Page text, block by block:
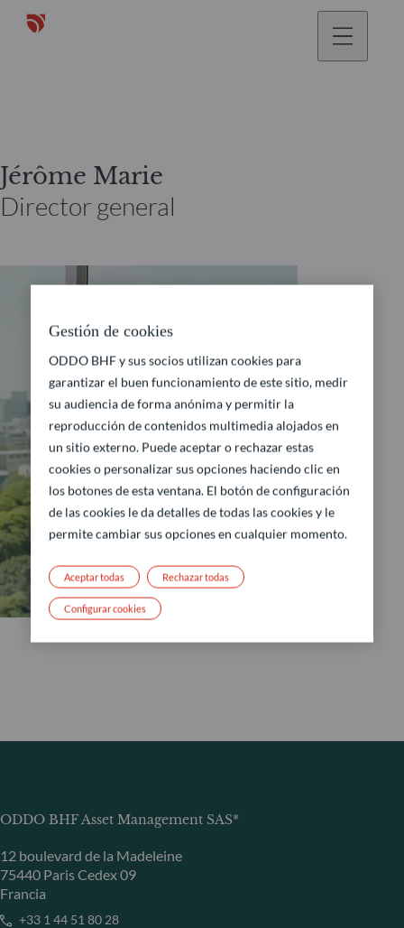
Jérôme Marie
Director general
ODDO BHF Asset Management SAS*
12 boulevard de la Madeleine
75440 Paris Cedex 09
Francia
+33 1 44 51 80 28
Gestión de cookies
ODDO BHF y sus socios utilizan cookies para
garantizar el buen funcionamiento de este sitio, medir
su audiencia de forma anónima y permitir la
reproducción de contenidos multimedia alojados en
un sitio externo. Puede aceptar o rechazar estas
cookies o personalizar sus opciones haciendo clic en
los botones de esta ventana. El botón de configuración
de las cookies le da detalles de todas las cookies y le
permite cambiar sus opciones en cualquier momento.
Rechazar todas
Aceptar todas
Configurar cookies